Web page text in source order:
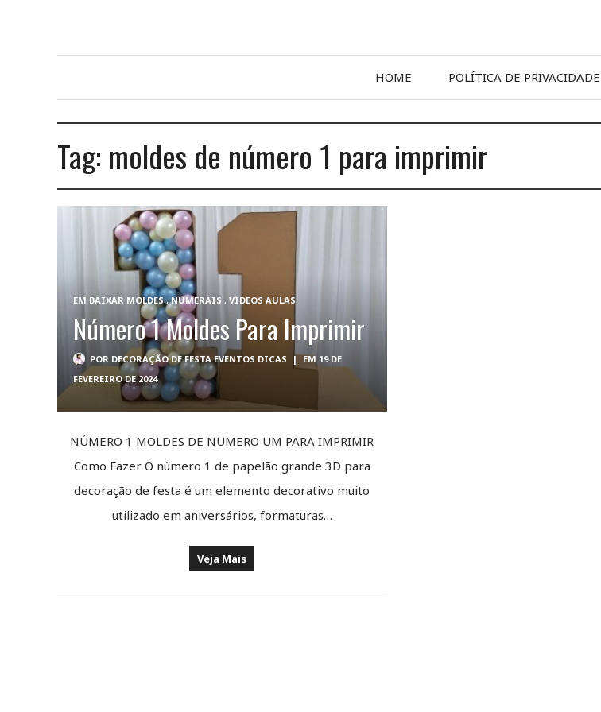
HOME POLÍTICA DE PRIVACIDADE
Tag: moldes de número 1 para imprimir
EM BAIXAR MOLDES,NUMERAIS , VÍDEOS AULAS
Número 1 Moldes Para Imprimir
POR DECORAÇÃO DE FESTA EVENTOS DICAS | EM 19 DE
FEVEREIRO DE 2024
NÚMERO 1 MOLDES DE NUMERO UM PARA IMPRIMIR
Como Fazer O número 1 de papelão grande 3D para
decoração de festa é um elemento decorativo muito
utilizado em aniversários, formaturas…
Veja Mais